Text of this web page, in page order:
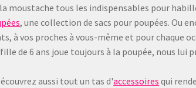
moustache tous les indispensables pour
, une collection de sacs pour poupées. Ou
à vos proches à vous-même et pour chaque
de 6 ans joue toujours à la poupée, nous
aussi tout un tas d'accessoires qui